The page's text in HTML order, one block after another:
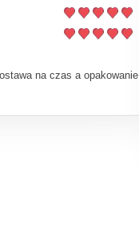
na czas a opakowanie